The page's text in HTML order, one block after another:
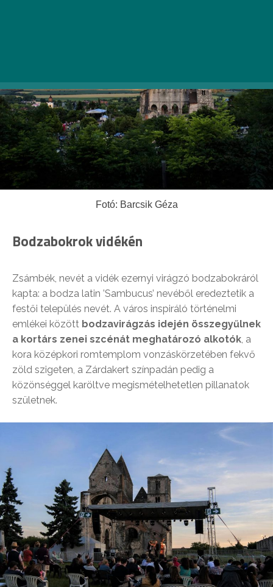
Fotó: Barcsik Géza
Bodzabokrok vidékén
Zsámbék, nevét a vidék ezernyi virágzó bodzabokráról
kapta: a bodza latin ’Sambucus’ nevéből eredeztetik a
festői település nevét. A város inspiráló történelmi
emlékei között bodzavirágzás idején összegyűlnek
a kortárs zenei szcénát meghatározó alkotók , a
kora középkori romtemplom vonzáskörzetében fekvő
zöld szigeten, a Zárdakert színpadán pedig a
közönséggel karöltve megismételhetetlen pillanatok
születnek.